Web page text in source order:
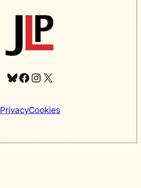
Bluesky
Facebook
Instagram
X
PrivacyCookies